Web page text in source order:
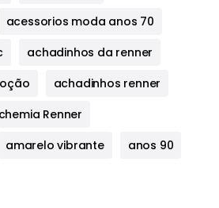
acessorios moda anos 70
achadinhos da renner
achadinhos renner
Renner
amarelo vibrante
anos 90